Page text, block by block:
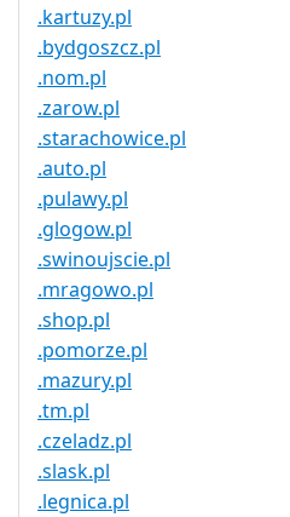
.kartuzy.pl
.bydgoszcz.pl
.nom.pl
.zarow.pl
.starachowice.pl
.auto.pl
.pulawy.pl
.glogow.pl
.swinoujscie.pl
.mragowo.pl
.shop.pl
.pomorze.pl
.mazury.pl
.tm.pl
.czeladz.pl
.slask.pl
.legnica.pl